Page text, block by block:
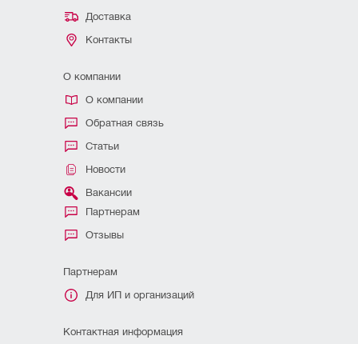
Доставка
Контакты
О компании
О компании
Обратная связь
Статьи
Новости
Вакансии
Партнерам
Отзывы
Партнерам
Для ИП и организаций
Контактная информация